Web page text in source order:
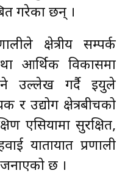
गरेका छन् ।
क्षेत्रीय सम्पर्क
आर्थिक विकासमा
उल्लेख गर्दै इयुले
र उद्योग क्षेत्रबीचको
एसियामा सुरक्षित,
यातायात प्रणाली
जनाएको छ ।